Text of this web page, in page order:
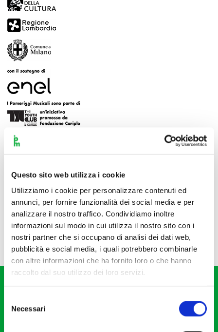
Questo sito web utilizza i cookie
Utilizziamo i cookie per personalizzare contenuti ed
annunci, per fornire funzionalità dei social media e per
analizzare il nostro traffico. Condividiamo inoltre
informazioni sul modo in cui utilizza il nostro sito con i
nostri partner che si occupano di analisi dei dati web,
pubblicità e social media, i quali potrebbero combinarle
con altre informazioni che ha fornito loro o che hanno
raccolto dal suo utilizzo dei loro servizi.
delNecessari